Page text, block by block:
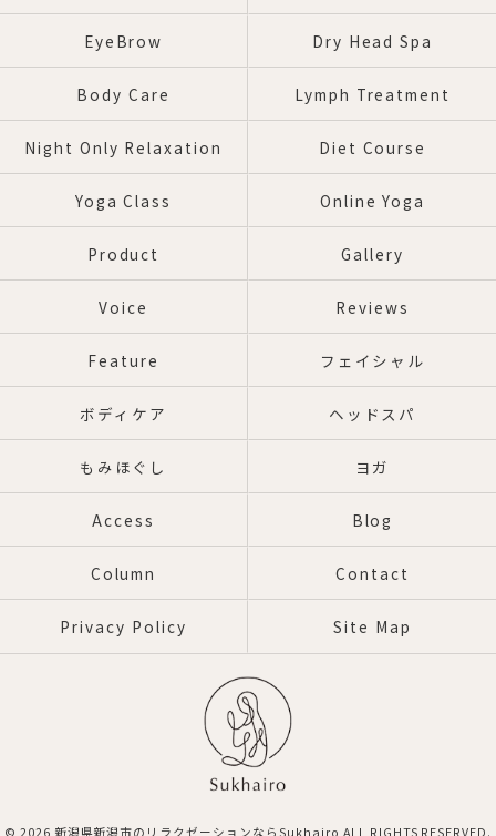
EyeBrow Dry Head Spa
Body Care Lymph Treatment
Night Only Relaxation Diet Course
Yoga Class Online Yoga
Product Gallery
Voice Reviews
Feature フェイシャル
ボディケア ヘッドスパ
もみほぐし ヨガ
Access Blog
Column Contact
Privacy Policy Site Map
© 2026 新潟県新潟市のリラクゼーションならSukhairo ALL RIGHTS RESERVED.